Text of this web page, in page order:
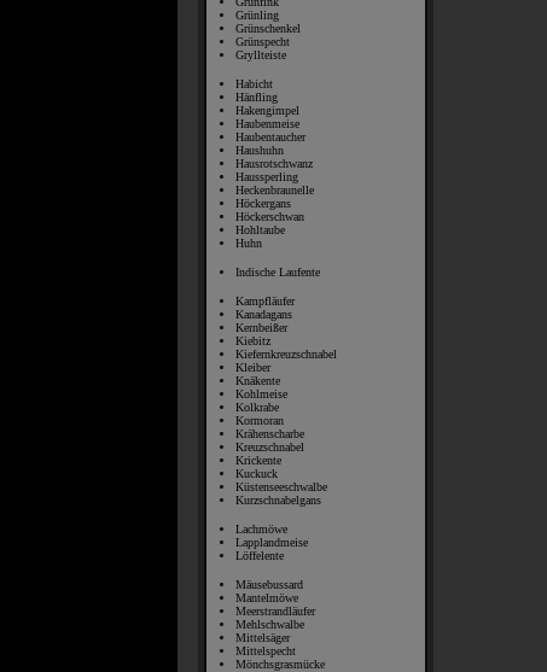
Grünling
Grünschenkel
Grünspecht
Gryllteiste
Habicht
Hänfling
Hakengimpel
Haubenmeise
Haubentaucher
Haushuhn
Hausrotschwanz
Haussperling
Heckenbraunelle
Höckergans
Höckerschwan
Hohltaube
Huhn
Indische Laufente
Kampfläufer
Kanadagans
Kernbeißer
Kiebitz
Kiefernkreuzschnabel
Kleiber
Knäkente
Kohlmeise
Kolkrabe
Kormoran
Krähenscharbe
Kreuzschnabel
Krickente
Kuckuck
Küstenseeschwalbe
Kurzschnabelgans
Lachmöwe
Lapplandmeise
Löffelente
Mäusebussard
Mantelmöwe
Meerstrandläufer
Mehlschwalbe
Mittelsäger
Mittelspecht
Mönchsgrasmücke